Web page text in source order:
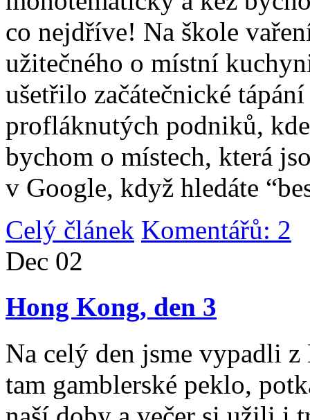
co nejdříve! Na škole
užitečného o místní
ušetřilo začátečnické
profláknutých podniků,
bychom o místech, která
v Google, když hledáte
Celý článek Komentářů: 2
Dec 02
Hong Kong, den 3
Na celý den jsme vypadli
tam gamblerské peklo,